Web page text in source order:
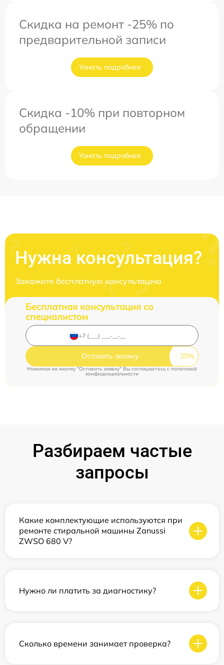
Скидка на ремонт -25% по
предварительной записи
Узнать подробнее
Скидка -10% при повторном
обращении
Узнать подробнее
Нужна консультация?
Закажите бесплатную консультацию
Бесплатная консультация со
специалистом
Оставить заявку
Нажимая на кнопку "Оставить заявку" Вы соглашаетесь cполитикой
конфиденциальности
Разбираем частые
запросы
Какие комплектующие используются при
ремонте стиральной машины Zanussi
ZWSO 680 V?
Нужно ли платить за диагностику?
Сколько времени занимает проверка?